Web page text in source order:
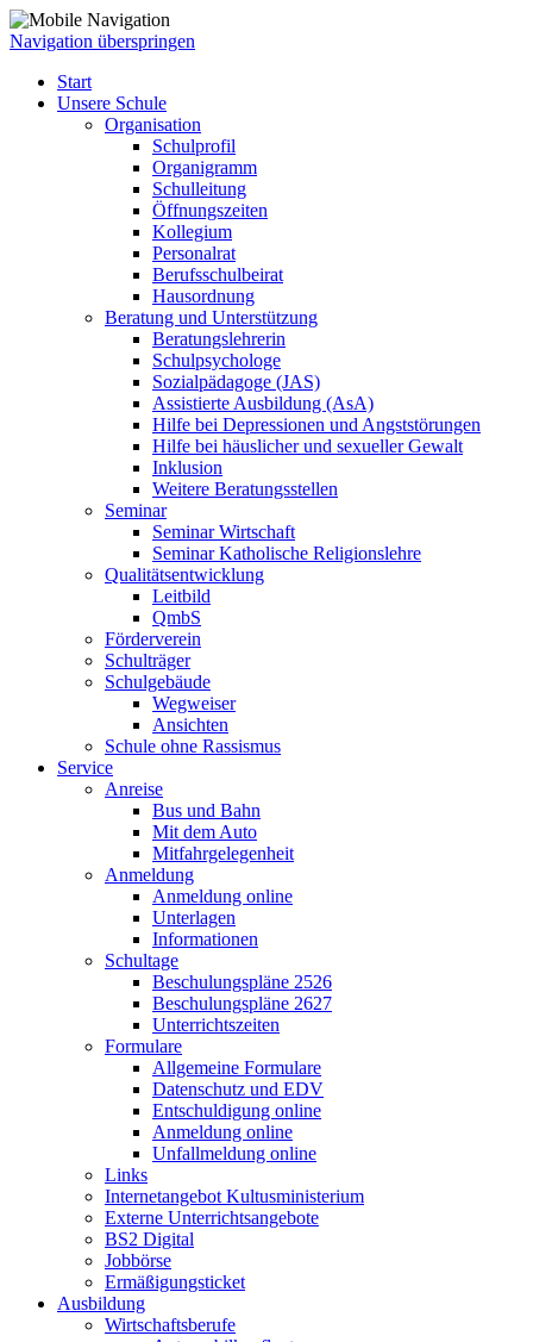
Navigation überspringen
Start
Unsere Schule
Organisation
Schulprofil
Organigramm
Schulleitung
Öffnungszeiten
Kollegium
Personalrat
Berufsschulbeirat
Hausordnung
Beratung und Unterstützung
Beratungslehrerin
Schulpsychologe
Sozialpädagoge (JAS)
Assistierte Ausbildung (AsA)
Hilfe bei Depressionen und Angststörungen
Hilfe bei häuslicher und sexueller Gewalt
Inklusion
Weitere Beratungsstellen
Seminar
Seminar Wirtschaft
Seminar Katholische Religionslehre
Qualitätsentwicklung
Leitbild
QmbS
Förderverein
Schulträger
Schulgebäude
Wegweiser
Ansichten
Schule ohne Rassismus
Service
Anreise
Bus und Bahn
Mit dem Auto
Mitfahrgelegenheit
Anmeldung
Anmeldung online
Unterlagen
Informationen
Schultage
Beschulungspläne 2526
Beschulungspläne 2627
Unterrichtszeiten
Formulare
Allgemeine Formulare
Datenschutz und EDV
Entschuldigung online
Anmeldung online
Unfallmeldung online
Links
Internetangebot Kultusministerium
Externe Unterrichtsangebote
BS2 Digital
Jobbörse
Ermäßigungsticket
Ausbildung
Wirtschaftsberufe